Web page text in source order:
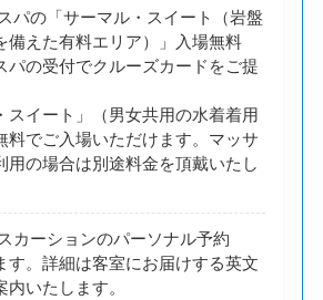
パの「サーマル・スイート（岩盤
備えた有料エリア）」入場無料
パの受付でクルーズカードをご提
スイート」（男女共用の水着着用
料でご入場いただけます。マッサ
用の場合は別途料金を頂戴いたし
カーションのパーソナル予約
す。詳細は客室にお届けする英文
内いたします。